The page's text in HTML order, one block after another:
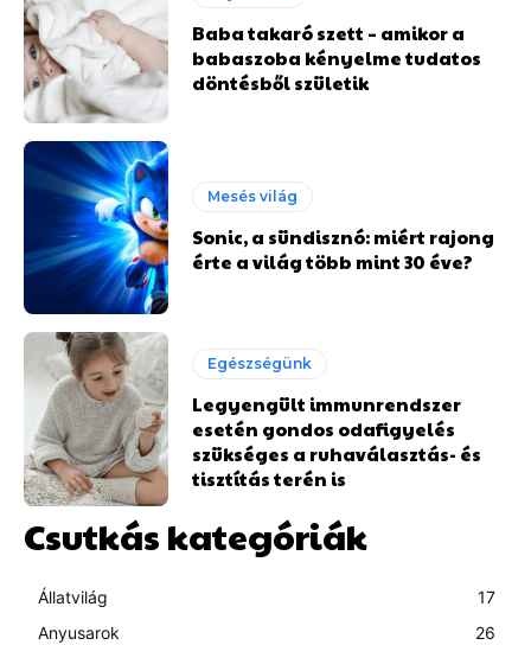
Baba takaró szett – amikor a
babaszoba kényelme tudatos
döntésből születik
Mesés világ
Sonic, a sündisznó: miért rajong
érte a világ több mint 30 éve?
Egészségünk
Legyengült immunrendszer
esetén gondos odafigyelés
szükséges a ruhaválasztás- és
tisztítás terén is
Csutkás kategóriák
Állatvilág
17
Anyusarok
26